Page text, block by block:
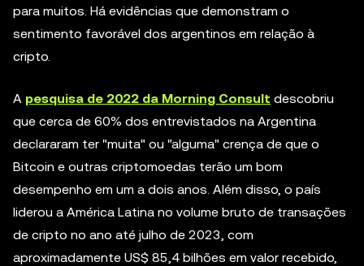
para muitos. Há evidências que demonstram o
sentimento favorável dos argentinos em relação à
cripto.
A pesquisa de 2022 da Morning Consult descobriu
que cerca de 60% dos entrevistados na Argentina
declararam ter "muita" ou "alguma" crença de que o
Bitcoin e outras criptomoedas terão um bom
desempenho em um a dois anos. Além disso, o país
liderou a América Latina no volume bruto de transações
de cripto no ano até julho de 2023, com
aproximadamente US$ 85,4 bilhões em valor recebido,